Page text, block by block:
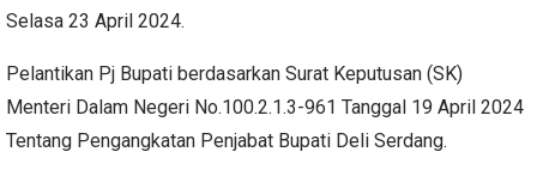
Selasa 23 April 2024.
Pelantikan Pj Bupati berdasarkan Surat Keputusan (SK)
Menteri Dalam Negeri No.100.2.1.3-961 Tanggal 19 April 2024
Tentang Pengangkatan Penjabat Bupati Deli Serdang.